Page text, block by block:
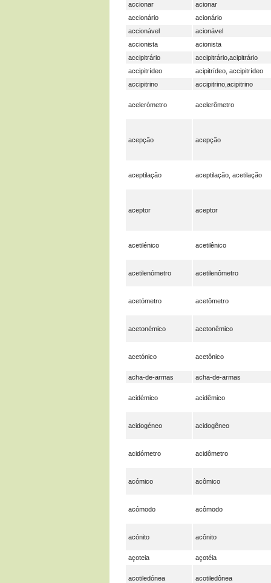
accionar
acionar
accionário
acionário
accionável
acionável
accionista
acionista
accipitrário
accipitrário,acipitrário
accipitrídeo
acipitrídeo, accipitrídeo
accipitrino
accipitrino,acipitrino
acelerómetro acelerômetro
acepção acepção
aceptilação aceptilação, acetilação
aceptor aceptor
acetilénico acetilênico
acetilenómetro acetilenômetro
acetómetro acetômetro
acetonémico acetonêmico
acetónico acetônico
acha-de-armas acha-de-armas
acidémico acidêmico
acidogéneo acidogêneo
acidómetro acidômetro
acómico acômico
acómodo acômodo
acónito acônito
açoteia açotéia
acotiledónea acotiledônea